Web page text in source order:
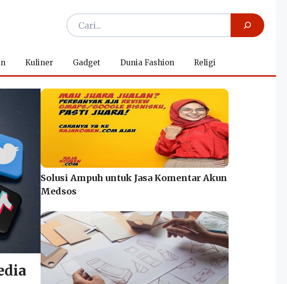
Kuliner Gadget Dunia Fashion Religi
Solusi Ampuh untuk Jasa Komentar Akun
Medsos